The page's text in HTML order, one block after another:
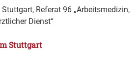
Referat 96 „Arbeitsmedizin,
Dienst“
Stuttgart